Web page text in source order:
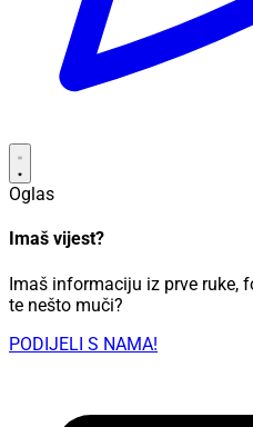
Oglas
Imaš vijest?
Imaš informaciju iz prve ruke,
te nešto muči?
PODIJELI S NAMA!